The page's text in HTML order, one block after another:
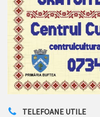
TELEFOANE UTILE